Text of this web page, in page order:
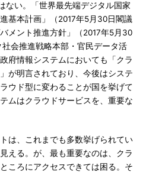
ない。「世界最先端デジタル国家
基本計画」（2017年5月30日閣議
メント推進方針」（2017年5月30
会推進戦略本部・官民データ活
府情報システムにおいても「クラ
が明言されており、今後はシステ
ウド型に変わることが国を挙げて
ムはクラウドサービスを、重要な
は、これまでも多数挙げられてい
える。が、最も重要なのは、クラ
ころにアクセスできては困る。そ